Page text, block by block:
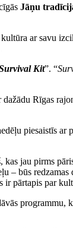
Jāņu
ar savu
Kit”. “
dažādu Rīgas
piesaistīs ar
jau pirms
– būs redzamas
pārtapis par
programmu,